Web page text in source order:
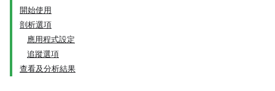
開始使用
剖析選項
應用程式設定
追蹤選項
查看及分析結果